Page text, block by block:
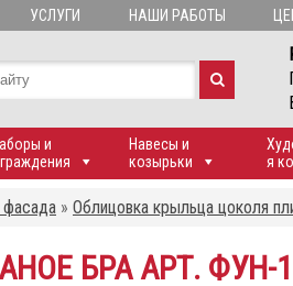
УСЛУГИ НАШИ РАБОТЫ
и
Навесы и
козырьки
я
фасада » Облицовка крыльца цоколя
БРА АРТ. ФУН-